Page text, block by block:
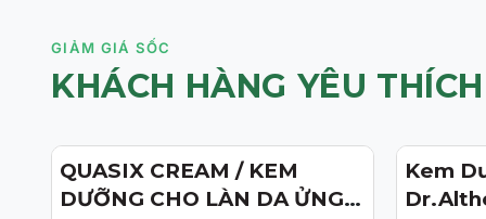
GIẢM GIÁ SỐC
KHÁCH HÀNG YÊU THÍCH
- 21%
QUASIX CREAM / KEM
DƯỠNG CHO LÀN DA ỬNG
- 40%
Kem